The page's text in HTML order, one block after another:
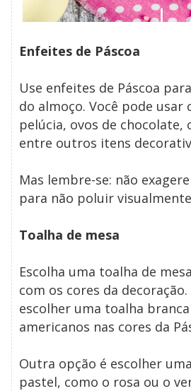
Enfeites de Páscoa
Use enfeites de Páscoa
do almoço. Você pode usar
pelúcia, ovos de chocolate,
entre outros itens
Mas lembre-se: não
para não poluir
Toalha de mesa
Escolha uma toalha de
com os cores da
escolher uma toalha
americanos nas cores da
Outra opção é escolher
pastel, como o rosa ou o